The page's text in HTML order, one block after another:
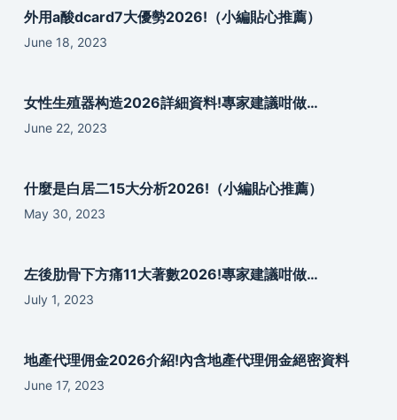
外用a酸dcard7大優勢2026!（小編貼心推薦）
June 18, 2023
女性生殖器构造2026詳細資料!專家建議咁做…
June 22, 2023
什麼是白居二15大分析2026!（小編貼心推薦）
May 30, 2023
左後肋骨下方痛11大著數2026!專家建議咁做…
July 1, 2023
地產代理佣金2026介紹!內含地產代理佣金絕密資料
June 17, 2023